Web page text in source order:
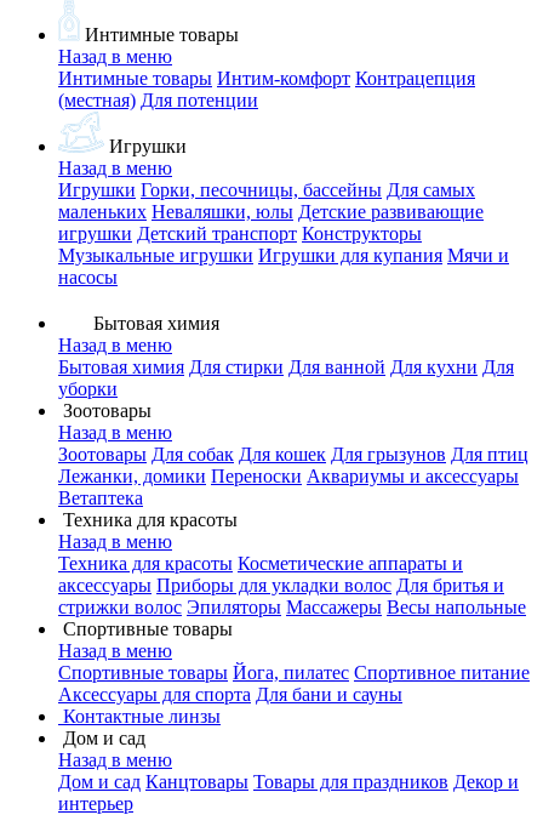
Интимные товары
Назад в меню
Интимные товары Интим-комфорт Контрацепция
(местная) Для потенции
Игрушки
Назад в меню
Игрушки Горки, песочницы, бассейны Для самых
маленьких Неваляшки, юлы Детские развивающие
игрушки Детский транспорт Конструкторы
Музыкальные игрушки Игрушки для купания Мячи и
насосы
Бытовая химия
Назад в меню
Бытовая химия Для стирки Для ванной Для кухни Для
уборки
Зоотовары
Назад в меню
Зоотовары Для собак Для кошек Для грызунов Для птиц
Лежанки, домики Переноски Аквариумы и аксессуары
Ветаптека
Техника для красоты
Назад в меню
Техника для красоты Косметические аппараты и
аксессуары Приборы для укладки волос Для бритья и
стрижки волос Эпиляторы Массажеры Весы напольные
Спортивные товары
Назад в меню
Спортивные товары Йога, пилатес Спортивное питание
Аксессуары для спорта Для бани и сауны
Контактные линзы
Дом и сад
Назад в меню
Дом и сад Канцтовары Товары для праздников Декор и
интерьер